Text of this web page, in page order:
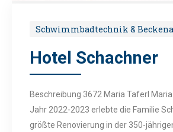
Schwimmbadtechnik &
Hotel Schachner
Beschreibung 3672 Maria Taferl
Jahr 2022-2023 erlebte die Familie
größte Renovierung in der 350-